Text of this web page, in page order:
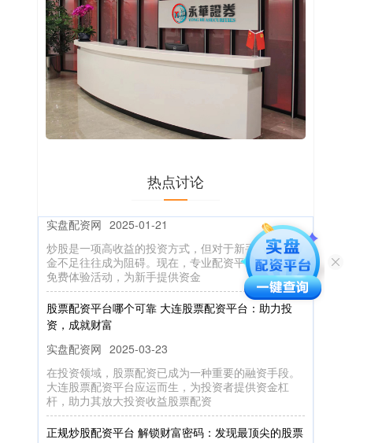
热点讨论
2025-01-21
炒股是一项高收益的投资方式，但对于新手来说，资
金不足往往成为阻碍。现在，专业配资平台推出炒股
免费体验活动，为新手提供资金
股票配资平台哪个可靠 大连股票配资平台：助力投
资，成就财富
实盘配资网 2025-03-23
在投资领域，股票配资已成为一种重要的融资手段。
大连股票配资平台应运而生，为投资者提供资金杠
杆，助力其放大投资收益股票配资
正规炒股配资平台 解锁财富密码：发现最顶尖的股票
配资平台